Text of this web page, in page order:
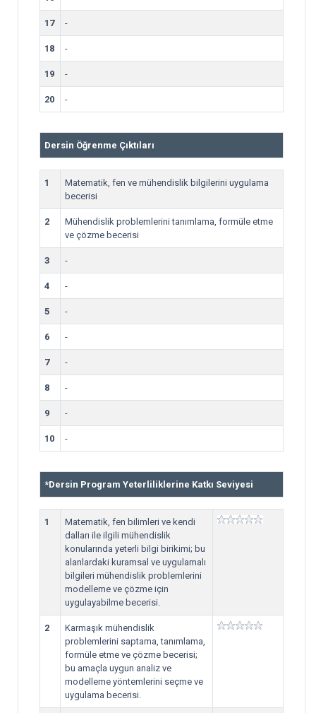
17 -
18 -
19 -
20 -
Dersin Öğrenme Çıktıları
1
Matematik, fen ve mühendislik bilgilerini uygulama
becerisi
2
Mühendislik problemlerini tanımlama, formüle etme
ve çözme becerisi
3 -
4 -
5 -
6 -
7 -
8 -
9 -
10 -
*Dersin Program Yeterliliklerine Katkı Seviyesi
1
Matematik, fen bilimleri ve kendi
dalları ile ilgili mühendislik
konularında yeterli bilgi birikimi; bu
alanlardaki kuramsal ve uygulamalı
bilgileri mühendislik problemlerini
modelleme ve çözme için
uygulayabilme becerisi.
2
Karmaşık mühendislik
problemlerini saptama, tanımlama,
formüle etme ve çözme becerisi;
bu amaçla uygun analiz ve
modelleme yöntemlerini seçme ve
uygulama becerisi.